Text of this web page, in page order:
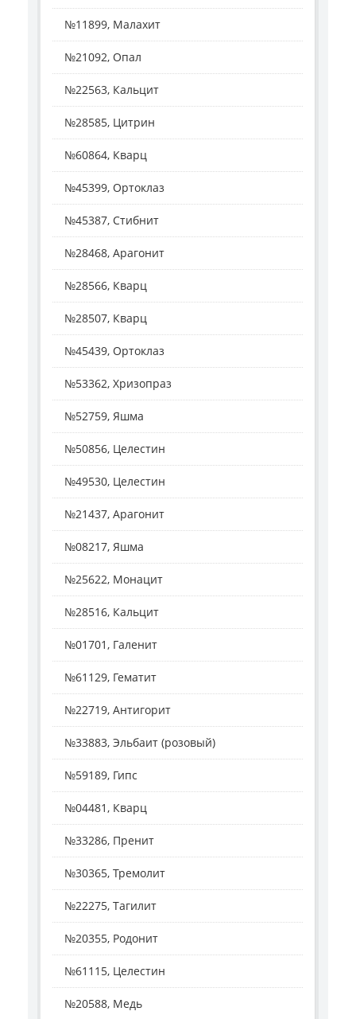
№11899, Малахит
№21092, Опал
№22563, Кальцит
№28585, Цитрин
№60864, Кварц
№45399, Ортоклаз
№45387, Стибнит
№28468, Арагонит
№28566, Кварц
№28507, Кварц
№45439, Ортоклаз
№53362, Хризопраз
№52759, Яшма
№50856, Целестин
№49530, Целестин
№21437, Арагонит
№08217, Яшма
№25622, Монацит
№28516, Кальцит
№01701, Галенит
№61129, Гематит
№22719, Антигорит
№33883, Эльбаит (розовый)
№59189, Гипс
№04481, Кварц
№33286, Пренит
№30365, Тремолит
№22275, Тагилит
№20355, Родонит
№61115, Целестин
№20588, Медь